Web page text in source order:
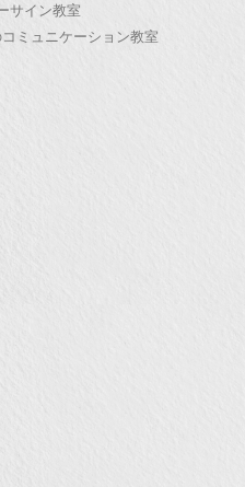
サイン教室
ミュニケーション教室